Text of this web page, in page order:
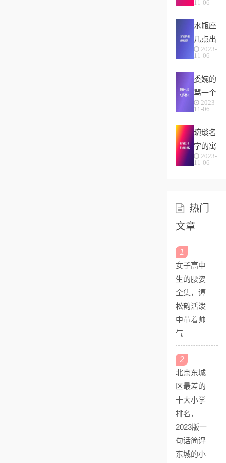
二生肖
中为何
没有
11-06
水瓶座
几点出
生最
瓶座性
格解
析-按
2023-
11-06
委婉的
骂一个
人没教
气不好
性子傲
2023-
11-06
琬琰名
字的寓
意，10
的女...
2023-
11-06
热门
文章
1
女子高中
生的腰姿
全集，谭
松韵活泼
中带着帅
气
2
北京东城
区最差的
十大小学
排名，
2023版一
句话简评
东城的小